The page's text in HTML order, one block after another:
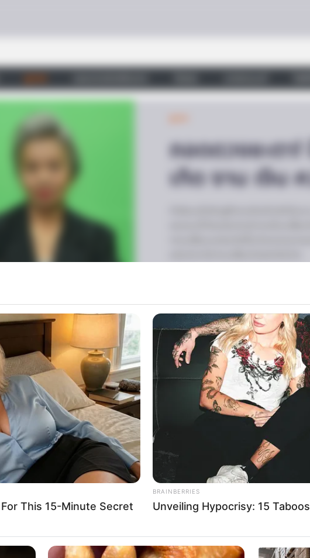
ถอดดวงชะตา!
เกิด งาน เงิน
ดวงชะตา! ปีเถาะ2566 ของ 7 วันเกิด งาน เงิน ความ
2022
ศักราชใหม่ในอีกไม่นาน ในปี 2566 ซึ่งเป็นปีนักกษัตร์ ปีเถาะ ที่จะเข้ามา
แต่ละวันมีการปรับเปลี่ยนไปทั้งในทางบวกและทางลบ แต่เป็นปีที่จะมีก
ยนแปลงเกิดขึ้นกับดวงชะตาของแต่ละคน วันนี้
“อ.รักษ์”
ได้ทำนายดวงช
ว่ามีการเปลี่ยนไปอย่างไรบ้าง
This 15-Minute Secret
BRAINBERRIES
Unveiling Hypocrisy: 15
Of These
BRAINBERRIES
90s Hair Trends That Screamed
"Please Don't Try"
BRAINBERRIES
Most